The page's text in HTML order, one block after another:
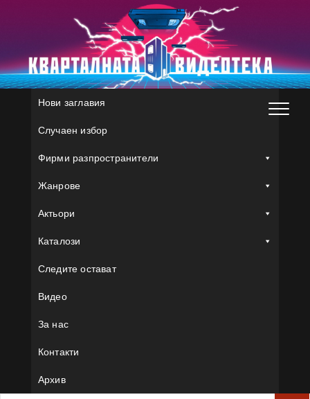
Нови заглавия
Случаен избор
Фирми разпространители
Жанрове
Актьори
Каталози
Следите остават
Видео
За нас
Контакти
Архив